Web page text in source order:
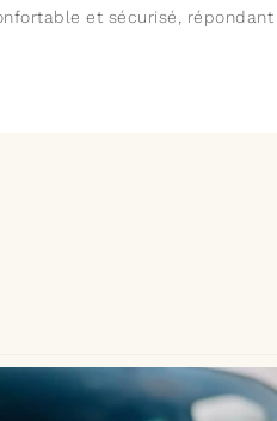
et sécurisé, répondant